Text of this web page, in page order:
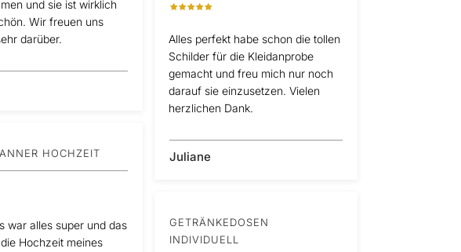
und sie ist wirklich
Wir freuen uns
darüber.
Alles perfekt habe schon die tollen
Schilder für die Kleidanprobe
gemacht und freu mich nur noch
darauf sie einzusetzen. Vielen
herzlichen Dank.
Juliane
HOCHZEIT
war alles super und das
Hochzeit meines
GETRÄNKEDOSEN
INDIVIDUELL